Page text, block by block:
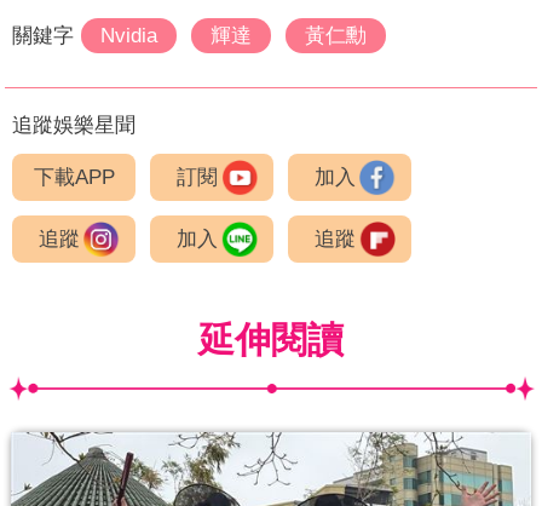
關鍵字 Nvidia 輝達 黃仁勳
追蹤娛樂星聞
下載APP 訂閱 加入
追蹤 加入 追蹤
延伸閱讀